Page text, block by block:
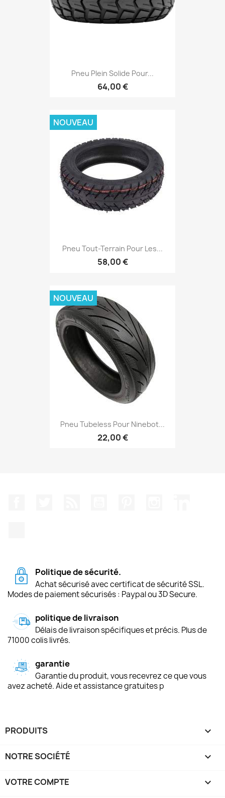
Pneu Plein Solide Pour...
64,00 €
Pneu Tout-Terrain Pour Les...
58,00 €
NOUVEAU
Pneu Tubeless Pour Ninebot...
22,00 €
NOUVEAU
Politique de sécurité.
Achat sécurisé avec certificat de sécurité SSL.
Modes de paiement sécurisés : Paypal ou 3D Secure.
politique de livraison
Délais de livraison spécifiques et précis. Plus de
71000 colis livrés.
garantie
Garantie du produit, vous recevrez ce que vous
avez acheté. Aide et assistance gratuites p
PRODUITS 
NOTRE SOCIÉTÉ 
VOTRE COMPTE 